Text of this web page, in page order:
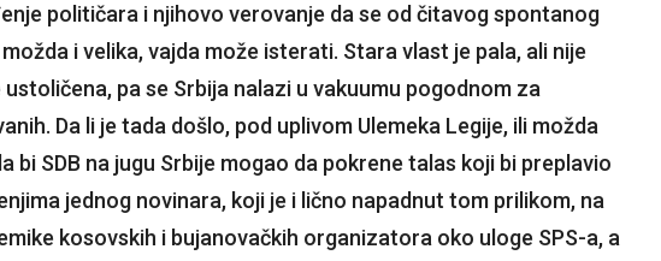
političara i njihovo verovanje da se od čitavog spontanog
i velika, vajda može isterati. Stara vlast je pala, ali nije
pa se Srbija nalazi u vakuumu pogodnom za
Da li je tada došlo, pod uplivom Ulemeka Legije, ili možda
bi SDB na jugu Srbije mogao da pokrene talas koji bi preplavio
jednog novinara, koji je i lično napadnut tom prilikom, na
kosovskih i bujanovačkih organizatora oko uloge SPS-a, a